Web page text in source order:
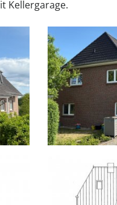
Kellergarage.